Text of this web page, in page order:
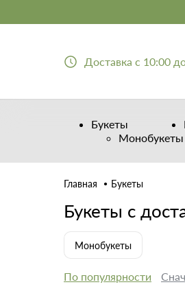
Доставка с 10:00
Букеты
Монобукеты
Главная Букеты
Букеты с
Монобукеты
По популярности